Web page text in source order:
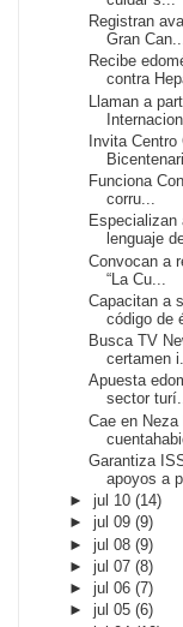
Registran
Gran
Recibe
contra
Llaman a
Invita
Funciona
corru...
Especializan
lenguaje
Convocan a
“La Cu...
Capacitan a
código de
Busca TV
certamen
Apuesta
sector
Cae en
Garantiza
apoyos a
►jul 10(14)
►jul 09(9)
►jul 08(9)
►jul 07(8)
►jul 06(7)
►jul 05(6)